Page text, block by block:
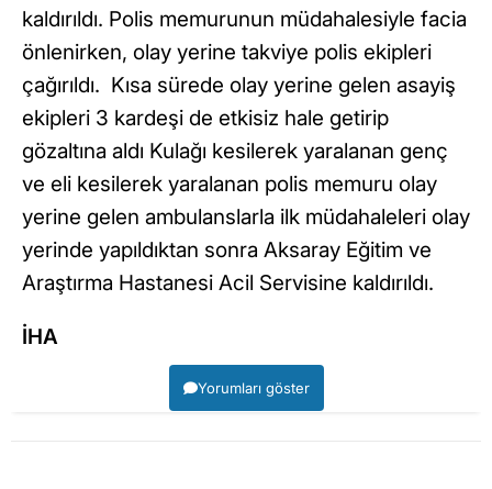
kaldırıldı. Polis memurunun müdahalesiyle facia
önlenirken, olay yerine takviye polis ekipleri
çağırıldı. Kısa sürede olay yerine gelen asayiş
ekipleri 3 kardeşi de etkisiz hale getirip
gözaltına aldı Kulağı kesilerek yaralanan genç
ve eli kesilerek yaralanan polis memuru olay
yerine gelen ambulanslarla ilk müdahaleleri olay
yerinde yapıldıktan sonra Aksaray Eğitim ve
Araştırma Hastanesi Acil Servisine kaldırıldı.
İHA
Yorumları göster